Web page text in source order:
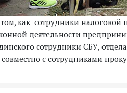
как сотрудники
деятельности
сотрудники СБУ,
с сотрудниками